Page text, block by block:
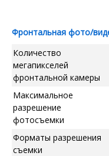
Фронтальная фото/
Количество
мегапикселей
фронтальной камеры
Максимальное
разрешение
фотосъемки
Форматы разрешения
съемки